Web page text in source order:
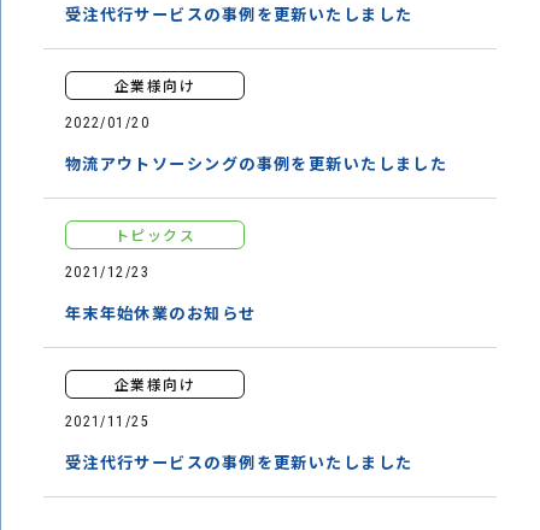
受注代行サービスの事例を更新いたしました
企業様向け
2022/01/20
物流アウトソーシングの事例を更新いたしました
トピックス
2021/12/23
年末年始休業のお知らせ
企業様向け
2021/11/25
受注代行サービスの事例を更新いたしました